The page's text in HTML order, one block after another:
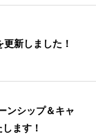
更新しました！
ンシップ＆キャ
ます！